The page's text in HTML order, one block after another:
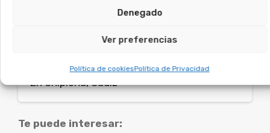
Denegado
Ver preferencias
Política de cookiesPolítica de Privacidad
Reclamar Productos Bancarios Abusivos
En Chipiona, Cádiz
Te puede interesar: